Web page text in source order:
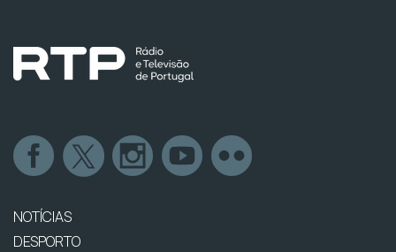
NOTÍCIAS
DESPORTO